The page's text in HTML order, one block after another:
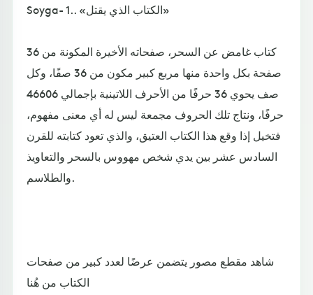
Soyga- 1.. «الكتاب الذي يقتل»
كتاب غامض عن السحر، صفحاته الأخيرة المكونة من 36
صفحة بكل واحدة منها مربع كبير مكون من 36 صفًا، وكل
صف يحوي 36 حرفًا من الأحرف اللاتينية بإجمالي 46606
حرفًا، ونتاج تلك الحروف مجمعة ليس له أي معنى مفهوم،
فتخيل إذا وقع هذا الكتاب العتيق، والذي تعود كتابته للقرن
السادس عشر بين يدي شخص مهووس بالسحر والتعاويذ
والطلاسم.
شاهد مقطع مصور يتضمن عرضًا لعدد كبير من صفحات
الكتاب من هُنا